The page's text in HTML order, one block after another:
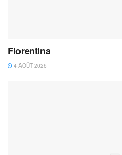
Fiorentina
4 AOÛT 2026